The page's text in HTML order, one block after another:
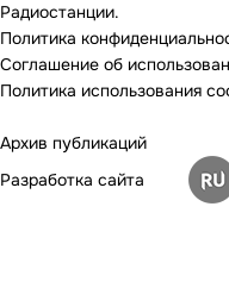
Радиостанции.
Политика
Соглашение об
Политика использования
Архив публикаций
Разработка сайта